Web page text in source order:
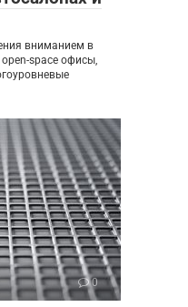
вниманием в
space офисы,
0